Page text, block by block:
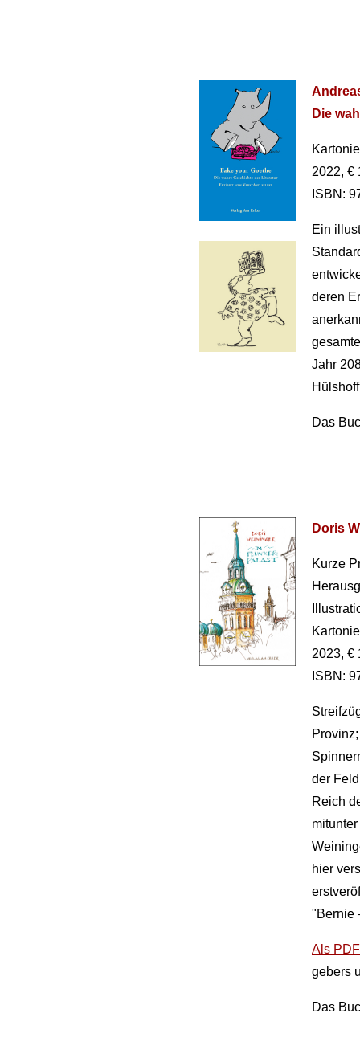
Die
2022, €
ISBN:
Ein
deren
Jahr
Das
Doris
Kurze
2023, €
ISBN:
der
Reich
hier
"Bernie
Als
gebers
Das